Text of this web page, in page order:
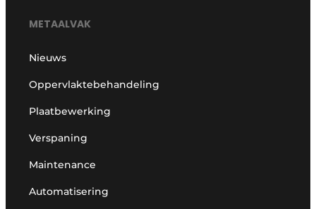
METAALVAK
Nieuws
Oppervlaktebehandeling
Plaatbewerking
Verspaning
Maintenance
Automatisering